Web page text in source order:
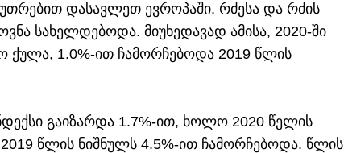
დასავლეთ ევროპაში, რძესა და რძის
სახელდებოდა. მიუხედავად ამისა, 2020-ში
ქულა, 1.0%-ით ჩამორჩებოდა 2019 წლის
გაიზარდა 1.7%-ით, ხოლო 2020 წელის
წლის ნიშნულს 4.5%-ით ჩამორჩებოდა. წლის